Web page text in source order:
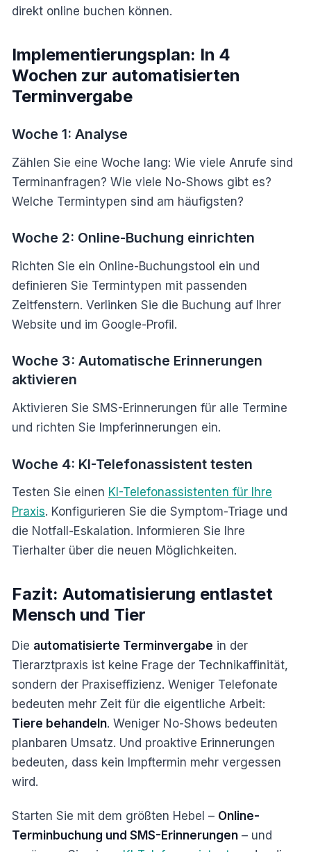
direkt online buchen können.
Implementierungsplan: In 4
Wochen zur automatisierten
Terminvergabe
Woche 1: Analyse
Zählen Sie eine Woche lang: Wie viele Anrufe sind
Terminanfragen? Wie viele No-Shows gibt es?
Welche Termintypen sind am häufigsten?
Woche 2: Online-Buchung einrichten
Richten Sie ein Online-Buchungstool ein und
definieren Sie Termintypen mit passenden
Zeitfenstern. Verlinken Sie die Buchung auf Ihrer
Website und im Google-Profil.
Woche 3: Automatische Erinnerungen
aktivieren
Aktivieren Sie SMS-Erinnerungen für alle Termine
und richten Sie Impferinnerungen ein.
Woche 4: KI-Telefonassistent testen
Testen Sie einen KI-Telefonassistenten für Ihre
Praxis. Konfigurieren Sie die Symptom-Triage und
die Notfall-Eskalation. Informieren Sie Ihre
Tierhalter über die neuen Möglichkeiten.
Fazit: Automatisierung entlastet
Mensch und Tier
Die automatisierte Terminvergabe in der
Tierarztpraxis ist keine Frage der Technikaffinität,
sondern der Praxiseffizienz. Weniger Telefonate
bedeuten mehr Zeit für die eigentliche Arbeit:
Tiere behandeln. Weniger No-Shows bedeuten
planbaren Umsatz. Und proaktive Erinnerungen
bedeuten, dass kein Impftermin mehr vergessen
wird.
Starten Sie mit dem größten Hebel – Online-
Terminbuchung und SMS-Erinnerungen – und